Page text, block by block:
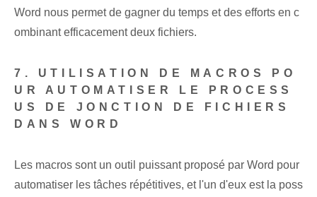
Word nous permet de gagner du temps et des efforts en c
ombinant efficacement deux fichiers.
7. UTILISATION DE MACROS PO
UR AUTOMATISER LE PROCESS
US DE JONCTION DE FICHIERS
DANS WORD
Les macros sont un outil puissant proposé par Word pour
automatiser les tâches répétitives, et l'un d'eux est la poss